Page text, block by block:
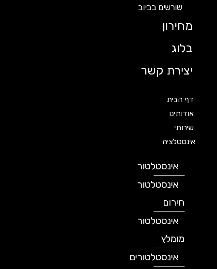
שורשים בביוב
מחירון
בלוג
יצירת קשר
דף הבית
אודותינו
שירותי
אינסטלציה
אינסטלטור
אינסטלטור
חירום
אינסטלטור
מומלץ
אינסטלטורים